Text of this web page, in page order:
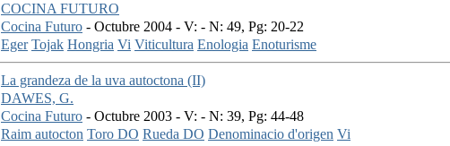
COCINA FUTURO
Cocina Futuro - Octubre 2004 - V: - N: 49, Pg: 20-22
Eger Tojak Hongria Vi Viticultura Enologia Enoturisme
La grandeza de la uva autoctona (II)
DAWES, G.
Cocina Futuro - Octubre 2003 - V: - N: 39, Pg: 44-48
Raim autocton Toro DO Rueda DO Denominacio d'origen Vi